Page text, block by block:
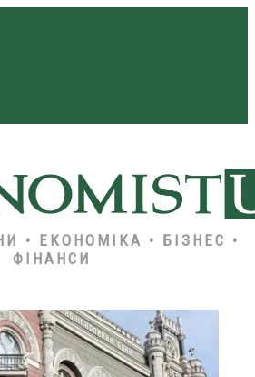
• ЕКОНОМІКА • БІЗНЕС •
ФІНАНСИ